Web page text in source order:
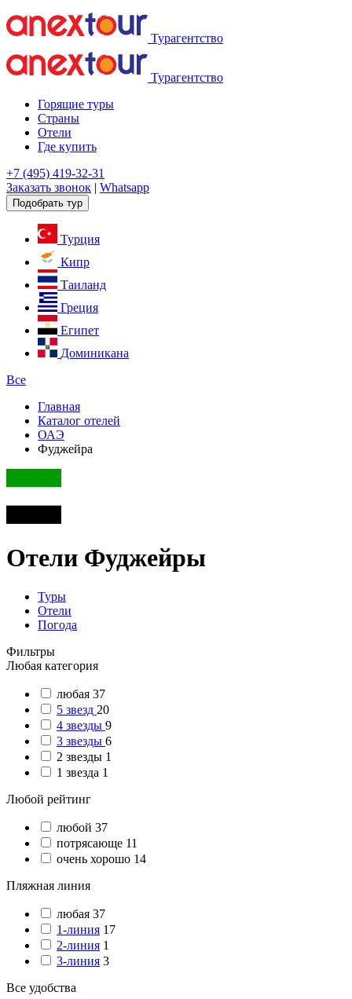
Турагентство
Турагентство
Горящие туры
Страны
Отели
Где купить
+7 (495) 419-32-31
Заказать звонок | Whatsapp
Подобрать тур
Турция
Кипр
Таиланд
Греция
Египет
Доминикана
Все
Главная
Каталог отелей
ОАЭ
Фуджейра
Отели Фуджейры
Туры
Отели
Погода
Фильтры
Любая категория
любая 37
5 звезд 20
4 звезды 9
3 звезды 6
2 звезды 1
1 звезда 1
Любой рейтинг
любой 37
потрясающе 11
очень хорошо 14
Пляжная линия
любая 37
1-линия 17
2-линия 1
3-линия 3
Все удобства